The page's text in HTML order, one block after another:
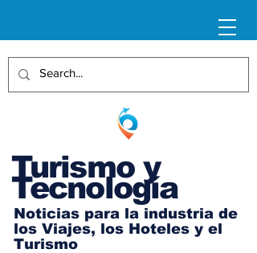
Turismo y
Tecnología
Noticias para la industria de
los Viajes, los Hoteles y el
Turismo